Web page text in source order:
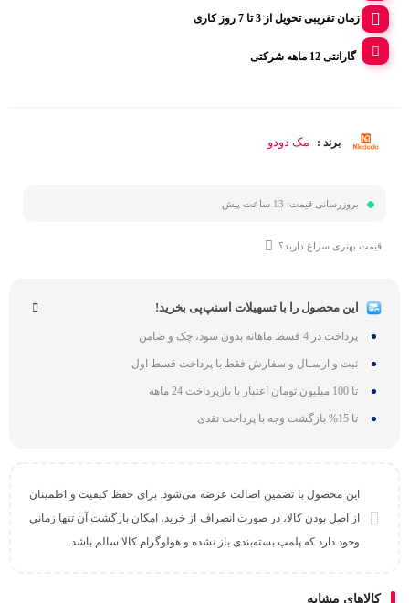
زمان تقریبی تحویل از 3 تا 7 روز کاری
گارانتی 12 ماهه شرکتی
برند : مک دودو
بروزرسانی قیمت: 13 ساعت پیش
قیمت بهتری سراغ دارید؟
این محصول را با تسهیلات اسنپ‌پی بخرید!
پرداخت در 4 قسط ماهانه بدون سود، چک و ضامن
ثبت و ارسـال و سفارش فقط با پرداخت قسط اول
تا 100 میلیون تومان اعتبار با بازپرداخت 24 ماهه
تا 15% بازگشت وجه با پرداخت نقدی
این محصول با تضمین اصالت عرضه می‌شود. برای حفظ کیفیت و اطمینان
از اصل بودن کالا، در صورت انصراف از خرید، امکان بازگشت آن تنها زمانی
وجود دارد که پلمپ بسته‌بندی باز نشده و هولوگرام کالا سالم باشد.
کالاهای مشابه